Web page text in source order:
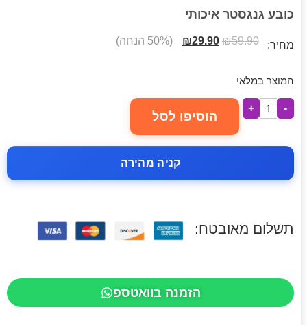
כובע גנגסטר איכותי
מחיר: ₪59.90
₪29.90 (50% הנחה)
המוצר במלאי
-
+
הוסיפו לסל
קניה מהירה
תשלום מאובטח:
הזמנה בוואטספ